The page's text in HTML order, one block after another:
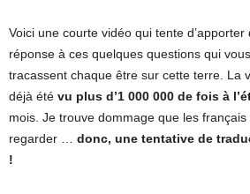
Voici une courte vidéo qui tente
réponse à ces quelques questions qui
tracassent chaque être sur cette terre. La
déjà été vu plus d’1 000 000 de fois à
mois. Je trouve dommage que les
regarder … donc, une tentative de
!